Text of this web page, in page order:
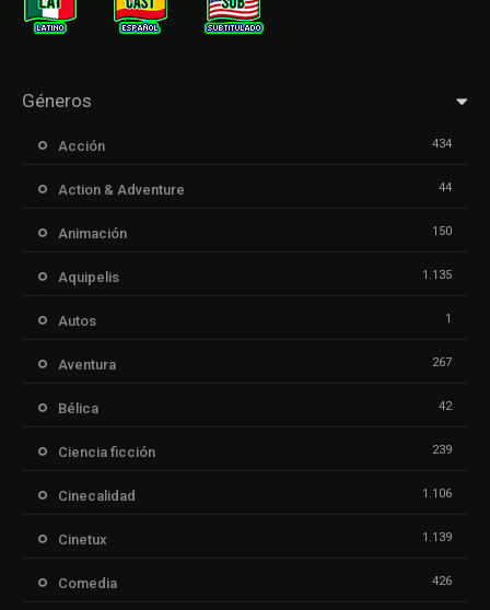
Géneros
Acción 434
Action & Adventure 44
Animación 150
Aquipelis 1.135
Autos 1
Aventura 267
Bélica 42
Ciencia ficción 239
Cinecalidad 1.106
Cinetux 1.139
Comedia 426